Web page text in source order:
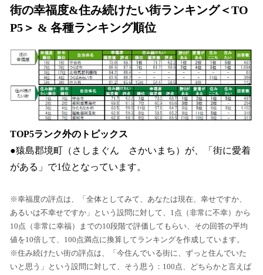
街の幸福度&住み続けたい街ランキング＜TO
P5＞ & 各種ランキング順位
TOP5ランク外のトピックス
●猿島郡境町（さしまぐん さかいまち）が、「街に愛着
がある」で1位となっています。
※幸福度の評点は、「全体としてみて、あなたは現在、幸せですか、
あるいは不幸せですか」という設問に対して、1点（非常に不幸）から
10点（非常に幸福）までの10段階で評価してもらい、その回答の平均
値を10倍して、100点満点に換算してランキングを作成しています。
※住み続けたい街の評点は、「今住んでいる街に、ずっと住んでいた
いと思う」という設問に対して、そう思う：100点、どちらかと言えば